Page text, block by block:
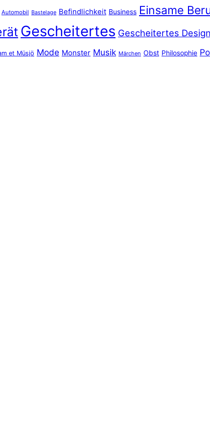
Automobil Bastelage Befindlichkeit Business Einsame
Gescheitertes Gescheitertes Design
et Müsjö Mode Monster Musik Märchen Obst Philosophie